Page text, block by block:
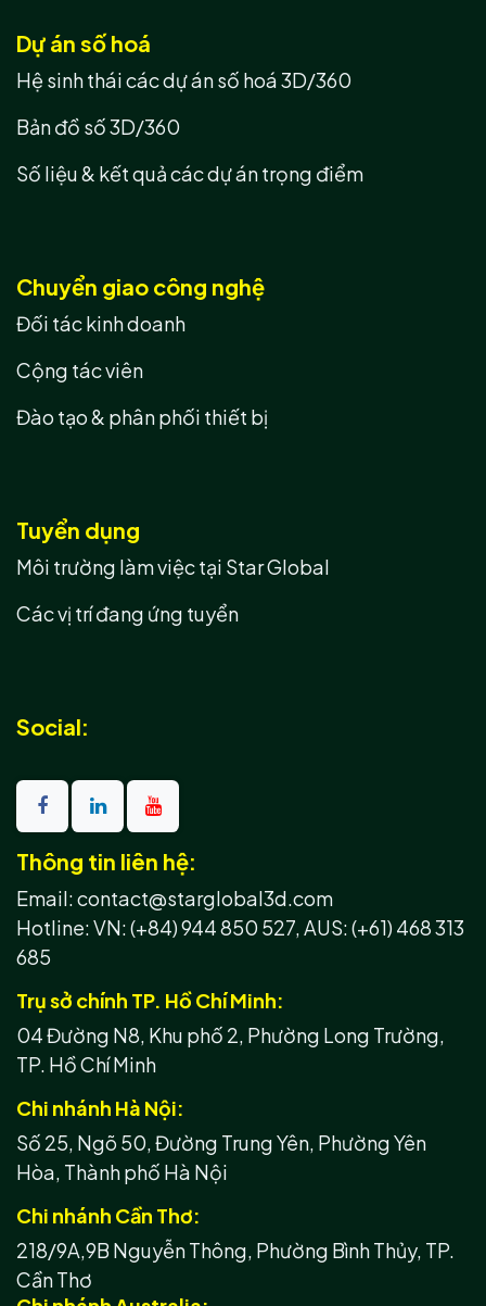
Thông tin liên hệ:
Email: contact@starglobal3d.com
Hotline:VN: (+84) 944 850 527,AUS: (+61) 468 313
685
Trụ sở chính TP. Hồ Chí Minh:
04 Đường N8, Khu phố 2, Phường Long Trường,
TP. Hồ Chí Minh
Chi nhánh Hà Nội:
Số 25, Ngõ 50, Đường Trung Yên, Phường Yên
Hòa, Thành phố Hà Nội
Chi nhánh Cần Thơ:
218/9A,9B Nguyễn Thông, Phường Bình Thủy, TP.
Cần Thơ
Social:
Dự án số hoá
Hệ sinh thái các dự án số hoá 3D/360
Bản đồ số 3D/360
Số liệu & kết quả các dự án trọng điểm
Chuyển giao công nghệ
Đối tác kinh doanh
Cộng tác viên
Đào tạo & phân phối thiết bị
Tuyển dụng
Môi trường làm việc tại Star Global
Các vị trí đang ứng tuyển